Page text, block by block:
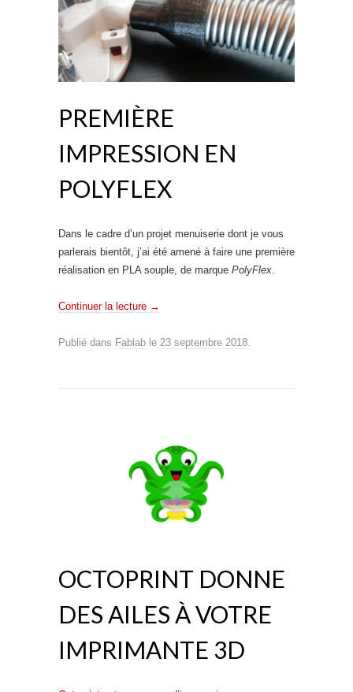
PREMIÈRE
IMPRESSION EN
POLYFLEX
Dans le cadre d’un projet menuiserie dont je vous
parlerais bientôt, j’ai été amené à faire une première
réalisation en PLA souple, de marque PolyFlex
Continuer la lecture →
Publié dans Fablab le 23 septembre 2018
OCTOPRINT DONNE
DES AILES À VOTRE
IMPRIMANTE 3D